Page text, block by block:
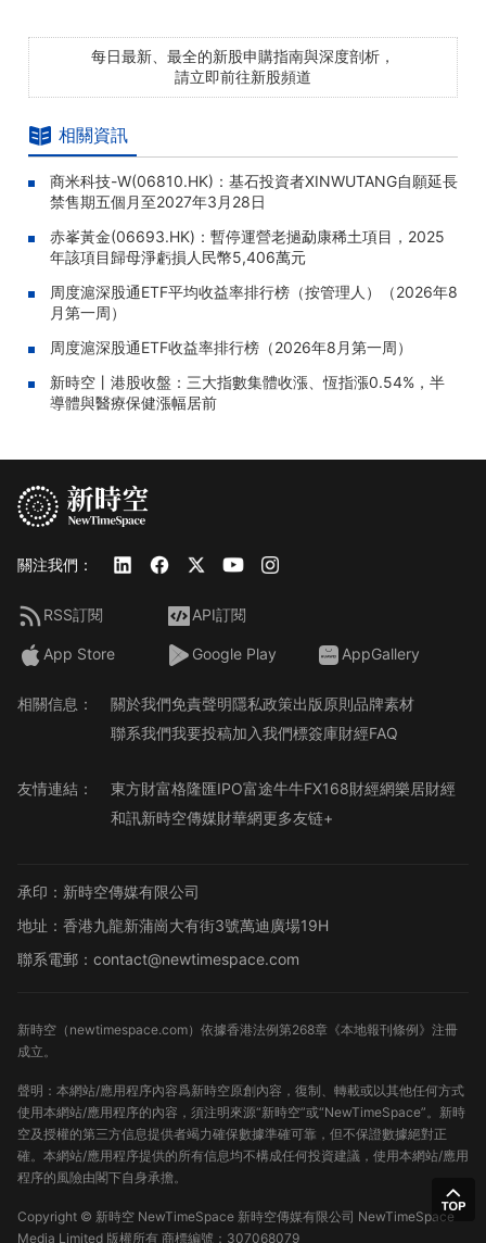
每日最新、最全的新股申購指南與深度剖析，
請立即前往新股頻道
相關資訊
商米科技-W(06810.HK)：基石投資者XINWUTANG自願延長
禁售期五個月至2027年3月28日
赤峯黃金(06693.HK)：暫停運營老撾勐康稀土項目，2025
年該項目歸母淨虧損人民幣5,406萬元
周度滬深股通ETF平均收益率排行榜（按管理人）（2026年8
月第一周）
周度滬深股通ETF收益率排行榜（2026年8月第一周）
新時空丨港股收盤：三大指數集體收漲、恆指漲0.54%，半
導體與醫療保健漲幅居前
關注我們：
RSS訂閱 API訂閱
App Store Google Play AppGallery
相關信息： 關於我們免責聲明隱私政策出版原則品牌素材
聯系我們我要投稿加入我們標簽庫財經FAQ
友情連結： 東方財富格隆匯IPO富途牛牛FX168財經網樂居財經
和訊新時空傳媒財華網更多友链+
承印：新時空傳媒有限公司
地址：香港九龍新蒲崗大有街3號萬迪廣場19H
聯系電郵：contact@newtimespace.com
新時空（ newtimespace.com）依據香港法例第268章《本地報刊條例》注冊
成立。
聲明：本網站/應用程序內容爲新時空原創內容，復制、轉載或以其他任何方式
使用本網站/應用程序的內容，須注明來源“新時空”或“NewTimeSpace”。新時
空及授權的第三方信息提供者竭力確保數據準確可靠，但不保證數據絕對正
確。本網站/應用程序提供的所有信息均不構成任何投資建議，使用本網站/應用
程序的風險由閣下自身承擔。
Copyright © 新時空 NewTimeSpace 新時空傳媒有限公司 NewTimeSpace
Media Limited 版權所有 商標編號：307068079